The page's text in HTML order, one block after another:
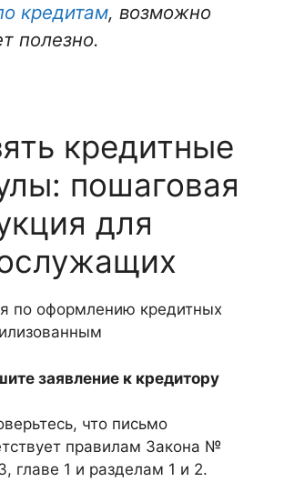
кредитам, возможно
полезно.
кредитные
пошаговая
для
заявление к кредитору
что письмо
правилам Закона №
главе 1 и разделам 1 и 2.